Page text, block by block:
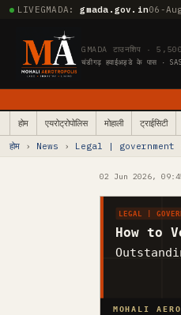
LIVEGMADA:gmada.gov.in06-
GMADA टाउनशिप ·
चंडीगढ़ हवाईअड्डे के पास ·
होम एयरोट्रोपोलिस मोहाली ट्राईसिटी
होम › News › Legal | government
02 Jun 2026,
LEGAL |
MOHALI
How to